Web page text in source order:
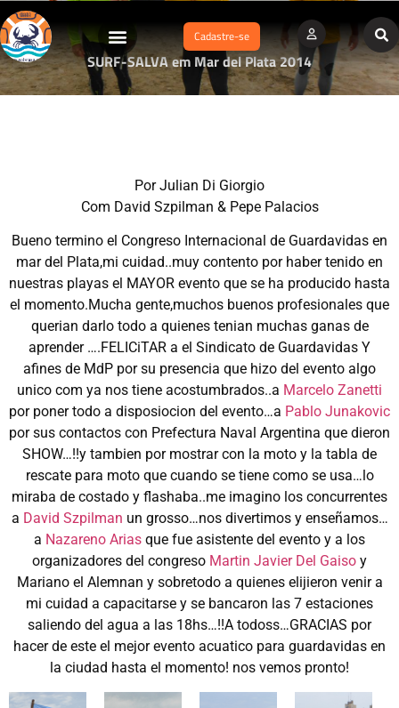
Cadastre-se
SURF-SALVA em Mar del Plata 2014
Por Julian Di Giorgio
Com David Szpilman & Pepe Palacios
Bueno termino el Congreso Internacional de Guardavidas en
mar del Plata,mi cuidad..muy contento por haber tenido en
nuestras playas el MAYOR evento que se ha producido hasta
el momento.Mucha gente,muchos buenos profesionales que
querian darlo todo a quienes tenian muchas ganas de
aprender ….FELICiTAR a el Sindicato de Guardavidas Y
afines de MdP por su presencia que hizo del evento algo
unico com ya nos tiene acostumbrados..a Marcelo Zanetti
por poner todo a disposiocion del evento…a Pablo Junakovic
por sus contactos con Prefectura Naval Argentina que dieron
SHOW…!!y tambien por mostrar con la moto y la tabla de
rescate para moto que cuando se tiene como se usa…lo
miraba de costado y flashaba..me imagino los concurrentes
a David Szpilman un grosso…nos divertimos y enseñamos…
a Nazareno Arias que fue asistente del evento y a los
organizadores del congreso Martin Javier Del Gaiso y
Mariano el Alemnan y sobretodo a quienes elijieron venir a
mi cuidad a capacitarse y se bancaron las 7 estaciones
saliendo del agua a las 18hs…!!A todoss…GRACIAS por
hacer de este el mejor evento acuatico para guardavidas en
la ciudad hasta el momento! nos vemos pronto!